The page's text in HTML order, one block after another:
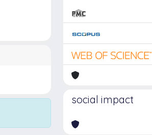
social impact